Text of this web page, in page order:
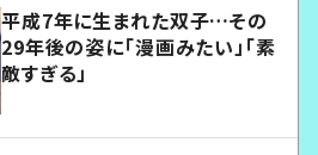
平成7年に生まれた双子…その
29年後の姿に「漫画みたい」「素
敵すぎる」